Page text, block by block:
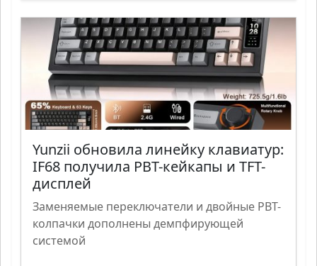
Yunzii обновила линейку клавиатур:
IF68 получила PBT-кейкапы и TFT-
дисплей
Заменяемые переключатели и двойные PBT-
колпачки дополнены демпфирующей
системой